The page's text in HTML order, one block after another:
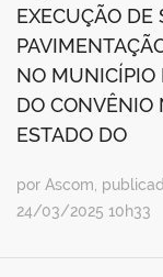
EXECUÇÃO DE
NO MUNICÍPIO
DO CONVÊNIO
ESTADO DO
por Ascom,
24/03/2025 10h33